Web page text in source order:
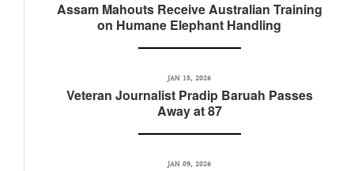
Assam Mahouts Receive Australian Training
on Humane Elephant Handling
JAN 15, 2026
Veteran Journalist Pradip Baruah Passes
Away at 87
JAN 09, 2026